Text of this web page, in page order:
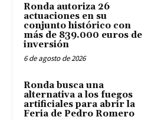
Ronda autoriza 26
actuaciones en su
conjunto histórico con
más de 839.000 euros de
inversión
6 de agosto de 2026
Ronda busca una
alternativa a los fuegos
artificiales para abrir la
Feria de Pedro Romero